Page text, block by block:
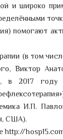
и широко
помогают
(в том
Виктор
в 2017 году
И.П.
США).